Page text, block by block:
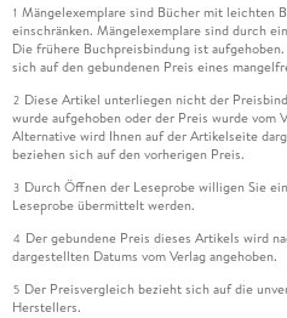
1 Mängelexemplare sind Bücher mit leichten
einschränken. Mängelexemplare sind durch
Die frühere Buchpreisbindung ist
sich auf den gebundenen Preis eines
2 Diese Artikel unterliegen nicht der
wurde aufgehoben oder der Preis wurde vom
Alternative wird Ihnen auf der Artikelseite
beziehen sich auf den vorherigen Preis.
3 Durch Öffnen der Leseprobe willigen Sie
Leseprobe übermittelt werden.
4 Der gebundene Preis dieses Artikels wird
dargestellten Datums vom Verlag angehoben.
5 Der Preisvergleich bezieht sich auf die
Herstellers.